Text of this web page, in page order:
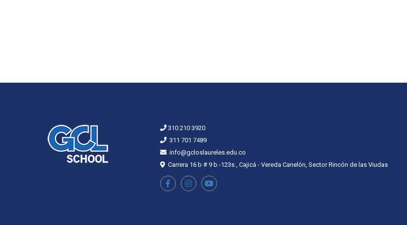
310 210 3920
311 701 7489
info@gcloslaureles.edu.co
Carrera 16 b # 9 b -123s , Cajicá - Vereda Canelón, Sector Rincón de las Viudas